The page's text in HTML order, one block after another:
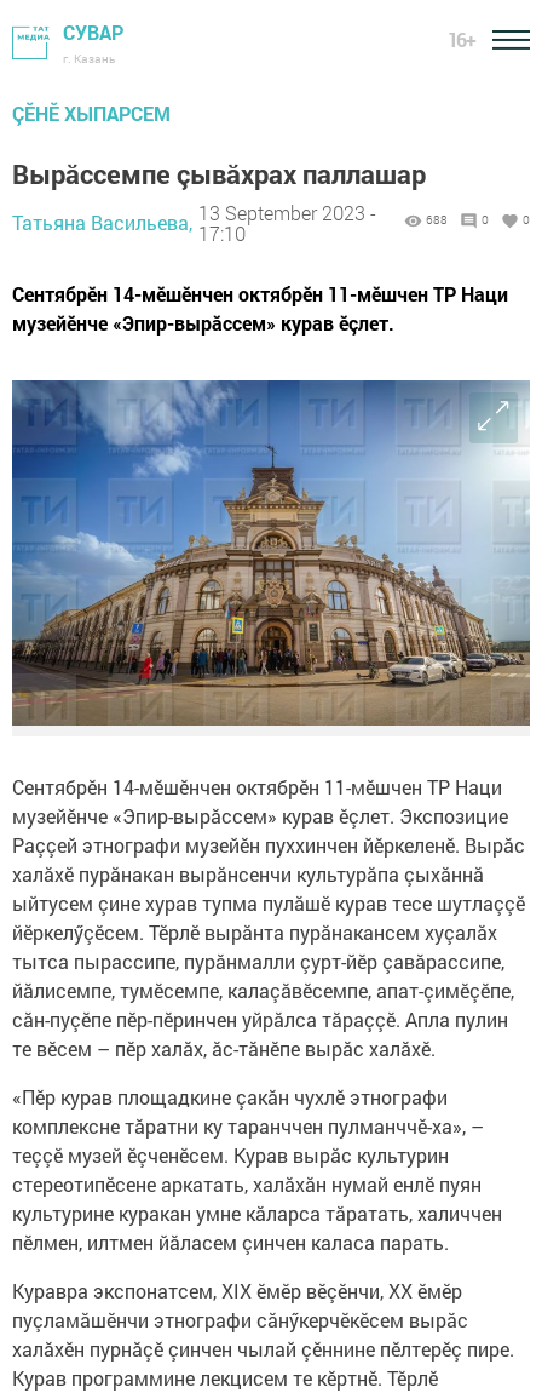
СУВАР
г. Казань
16+
ÇӖНӖ ХЫПАРСЕМ
Вырăссемпе çывăхрах паллашар
Татьяна Васильева, 13 September 2023 -
17:10
688 0 0
Сентябрӗн 14-мӗшӗнчен октябрӗн 11-мӗшчен ТР Наци
музейӗнче «Эпир-вырăссем» курав ӗçлет.
Сентябрӗн 14-мӗшӗнчен октябрӗн 11-мӗшчен ТР Наци
музейӗнче «Эпир-вырăссем» курав ӗçлет. Экспозицие
Раççей этнографи музейӗн пуххинчен йӗркеленӗ. Вырăс
халăхӗ пурăнакан вырăнсенчи культурăпа çыхăннă
ыйтусем çине хурав тупма пулăшӗ курав тесе шутлаççӗ
йӗркелӳçӗсем. Тӗрлӗ вырăнта пурăнакансем хуçалăх
тытса пырассипе, пурăнмалли çурт-йӗр çавăрассипе,
йăлисемпе, тумӗсемпе, калаçăвӗсемпе, апат-çимӗçӗпе,
сăн-пуçӗпе пӗр-пӗринчен уйрăлса тăраççӗ. Апла пулин
те вӗсем – пӗр халăх, ăс-тăнӗпе вырăс халăхӗ.
«Пӗр курав площадкине çакăн чухлӗ этнографи
комплексне тăратни ку таранччен пулманччӗ-ха», –
теççӗ музей ӗçченӗсем. Курав вырăс культурин
стереотипӗсене аркатать, халăхăн нумай енлӗ пуян
культурине куракан умне кăларса тăратать, халиччен
пӗлмен, илтмен йăласем çинчен каласа парать.
Куравра экспонатсем, XIX ӗмӗр вӗçӗнчи, XX ӗмӗр
пуçламăшӗнчи этнографи сăнӳкерчӗкӗсем вырăс
халăхӗн пурнăçӗ çинчен чылай çӗннине пӗлтерӗç пире.
Курав программине лекцисем те кӗртнӗ. Тӗрлӗ